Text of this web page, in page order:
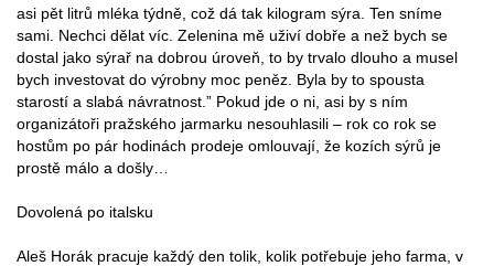
asi pět litrů mléka týdně, což dá tak kilogram sýra. Ten sníme
sami. Nechci dělat víc. Zelenina mě uživí dobře a než bych se
dostal jako sýrař na dobrou úroveň, to by trvalo dlouho a musel
bych investovat do výrobny moc peněz. Byla by to spousta
starostí a slabá návratnost.” Pokud jde o ni, asi by s ním
organizátoři pražského jarmarku nesouhlasili – rok co rok se
hostům po pár hodinách prodeje omlouvají, že kozích sýrů je
prostě málo a došly…
Dovolená po italsku
Aleš Horák pracuje každý den tolik, kolik potřebuje jeho farma, v